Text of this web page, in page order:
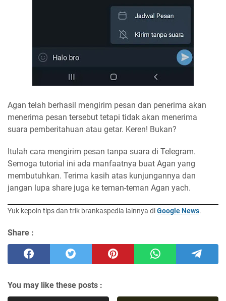
Agan telah berhasil mengirim pesan dan penerima akan
menerima pesan tersebut tetapi tidak akan menerima
suara pemberitahuan atau getar. Keren! Bukan?
Itulah cara mengirim pesan tanpa suara di Telegram.
Semoga tutorial ini ada manfaatnya buat Agan yang
membutuhkan. Terima kasih atas kunjungannya dan
jangan lupa share juga ke teman-teman Agan yach.
Yuk kepoin tips dan trik brankaspedia lainnya diGoogle News.
Share :
You may like these posts :